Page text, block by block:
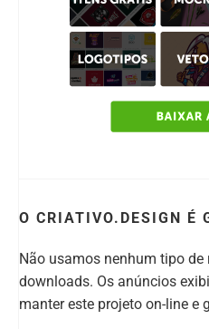
O CRIATIVO.DESIGN É
Não usamos nenhum tipo
downloads. Os anúncios
manter este projeto on-line e